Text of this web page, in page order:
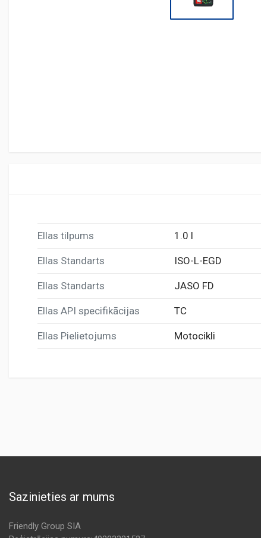
Ellas tilpums 1.0 l
Ellas Standarts ISO-L-EGD
Ellas Standarts JASO FD
Ellas API specifikācijas TC
Ellas Pielietojums Motocikli
Sazinieties ar mums
Friendly Group SIA